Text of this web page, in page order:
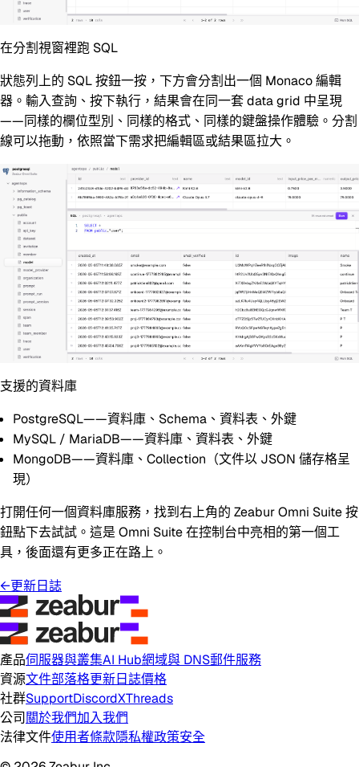
在分割視窗裡跑 SQL
狀態列上的 SQL按鈕一按，下方會分割出一個 Monaco 編輯
器。輸入查詢、按下執行，結果會在同一套 data grid 中呈現
——同樣的欄位型別、同樣的格式、同樣的鍵盤操作體驗。分割
線可以拖動，依照當下需求把編輯區或結果區拉大。
支援的資料庫
PostgreSQL——資料庫、Schema、資料表、外鍵
MySQL / MariaDB——資料庫、資料表、外鍵
MongoDB——資料庫、Collection（文件以 JSON 儲存格呈
現）
打開任何一個資料庫服務，找到右上角的 Zeabur Omni Suite按
鈕點下去試試。這是 Omni Suite 在控制台中亮相的第一個工
具，後面還有更多正在路上。
←更新日誌
產品伺服器與叢集AI Hub網域與 DNS郵件服務
資源文件部落格更新日誌價格
社群SupportDiscordXThreads
公司關於我們加入我們
法律文件使用者條款隱私權政策安全